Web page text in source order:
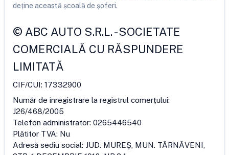
deține această școală de șoferi.
© ABC AUTO S.R.L.-SOCIETATE
COMERCIALĂ CU RĂSPUNDERE
LIMITATĂ
CIF/CUI: 17332900
Număr de înregistrare la registrul comerțului:
J26/468/2005
Telefon administrator: 0265446540
Plătitor TVA: Nu
Adresă sediu social: JUD. MUREŞ, MUN. TÂRNĂVENI,